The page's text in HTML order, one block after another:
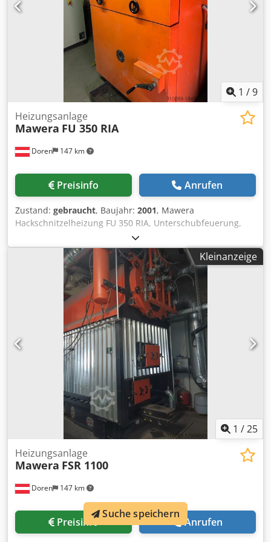
1 /9
Doren 147 km
Heizungsanlage
Mawera FU 350 RIA
Preisinfo Anrufen
Zustand: gebraucht, Baujahr: 2001, Mawera
Hackschnitzelheizung FU 350 RIA, Unterschubfeuerung,
Leistung 350kW, Baujahr 2001, inkl. Einschubschnecke mit
Rückbrandsicherung, inkl. Steuerung, inkl.
Staubabscheider mit Abgasgebläse. Anlage voll
funktionsfähig Bunkeraustragung ist nicht mit dabei!
Dedpfxjvyrwpj Ag Ieck
Kleinanzeige
1 /25
Doren 147 km
Heizungsanlage
Mawera FSR 1100
Preisinfo Anrufen
Suche speichern